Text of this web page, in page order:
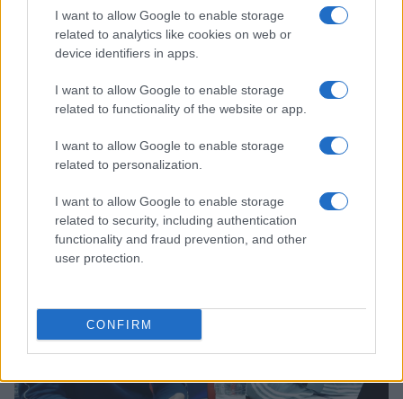
I want to allow Google to enable storage
related to analytics like cookies on web or
device identifiers in apps.
I want to allow Google to enable storage
related to functionality of the website or app.
I want to allow Google to enable storage
related to personalization.
I want to allow Google to enable storage
related to security, including authentication
functionality and fraud prevention, and other
user protection.
CONFIRM
gli italiani
Lo scarso apporto di alcuni giocatori avrebbe convinto la
dirigenza a tuffarsi sul mercato.
Redazione Sport Magazine · 11 Giu 2021
BASKET